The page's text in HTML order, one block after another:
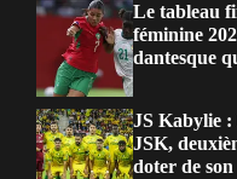
Le tableau
féminine
dantesque
JS Kabylie :
JSK,
doter de